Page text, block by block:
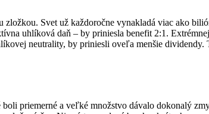
Svet už každoročne vynakladá viac ako
uhlíková daň – by priniesla benefit 2:1.
neutrality, by priniesli oveľa menšie dividendy.
priemerné a veľké množstvo dávalo dokonalý